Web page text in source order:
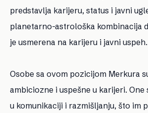
predstavlja karijeru, status i javni
planetarno-astrološka kombinacija
je usmerena na karijeru i javni uspeh.
Osobe sa ovom pozicijom Merkura
ambiciozne i uspešne u karijeri.
u komunikaciji i razmišljanju, što im